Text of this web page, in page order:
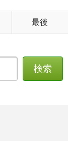
最後
検索